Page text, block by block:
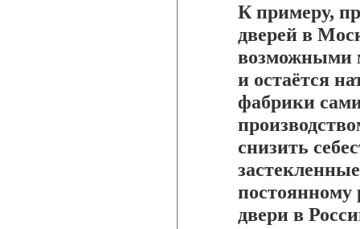
К примеру,
дверей в
возможными
и остаётся
фабрики
снизить
постоянному
двери в